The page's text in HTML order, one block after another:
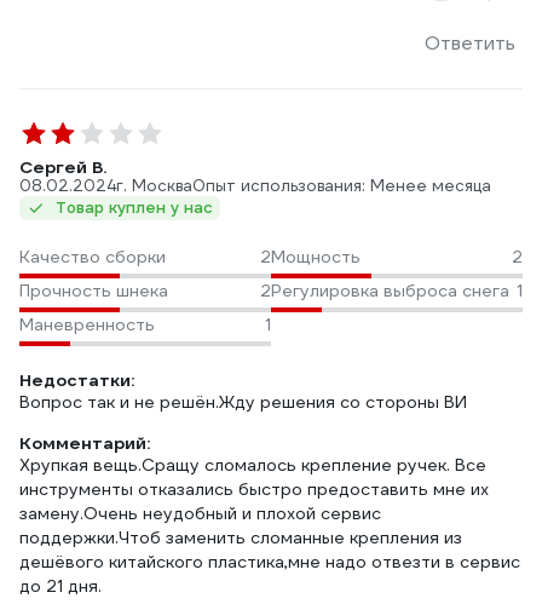
Ответить
Сергей В.
08.02.2024г. МоскваОпыт использования: Менее месяца
Товар куплен у нас
Качество сборки 2Мощность
2
Прочность шнека
2Регулировка выброса снега 1
Маневренность
1
Недостатки:
Вопрос так и не решён.Жду решения со стороны ВИ
Комментарий:
Хрупкая вещь.Сращу сломалось крепление ручек. Все
инструменты отказались быстро предоставить мне их
замену.Очень неудобный и плохой сервис
поддержки.Чтоб заменить сломанные крепления из
дешёвого китайского пластика,мне надо отвезти в сервис
до 21 дня.